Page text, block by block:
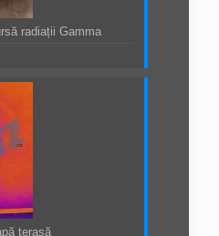
radiații Gamma
terasă